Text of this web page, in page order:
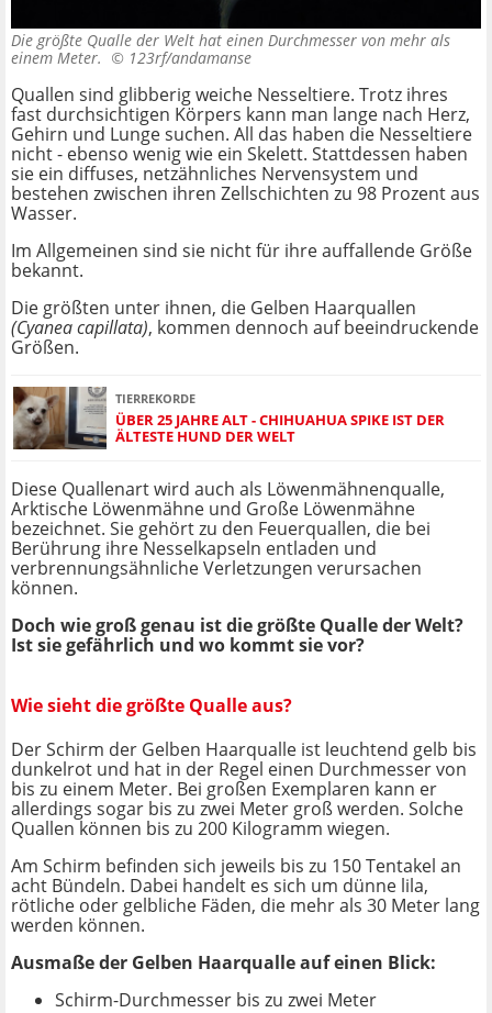
Die größte Qualle der Welt hat einen Durchmesser von mehr als
einem Meter. © 123rf/andamanse
Quallen sind glibberig weiche Nesseltiere. Trotz ihres
fast durchsichtigen Körpers kann man lange nach Herz,
Gehirn und Lunge suchen. All das haben die Nesseltiere
nicht - ebenso wenig wie ein Skelett. Stattdessen haben
sie ein diffuses, netzähnliches Nervensystem und
bestehen zwischen ihren Zellschichten zu 98 Prozent aus
Wasser.
Im Allgemeinen sind sie nicht für ihre auffallende Größe
bekannt.
Die größten unter ihnen, die Gelben Haarquallen
(Cyanea capillata), kommen dennoch auf beeindruckende
Größen.
TIERREKORDE
ÜBER 25 JAHRE ALT - CHIHUAHUA SPIKE IST DER
ÄLTESTE HUND DER WELT
Diese Quallenart wird auch als Löwenmähnenqualle,
Arktische Löwenmähne und Große Löwenmähne
bezeichnet. Sie gehört zu den Feuerquallen, die bei
Berührung ihre Nesselkapseln entladen und
verbrennungsähnliche Verletzungen verursachen
können.
Doch wie groß genau ist die größte Qualle der Welt?
Ist sie gefährlich und wo kommt sie vor?
Wie sieht die größte Qualle aus?
Der Schirm der Gelben Haarqualle ist leuchtend gelb bis
dunkelrot und hat in der Regel einen Durchmesser von
bis zu einem Meter. Bei großen Exemplaren kann er
allerdings sogar bis zu zwei Meter groß werden. Solche
Quallen können bis zu 200 Kilogramm wiegen.
Am Schirm befinden sich jeweils bis zu 150 Tentakel an
acht Bündeln. Dabei handelt es sich um dünne lila,
rötliche oder gelbliche Fäden, die mehr als 30 Meter lang
werden können.
Ausmaße der Gelben Haarqualle auf einen Blick:
Schirm-Durchmesser bis zu zwei Meter